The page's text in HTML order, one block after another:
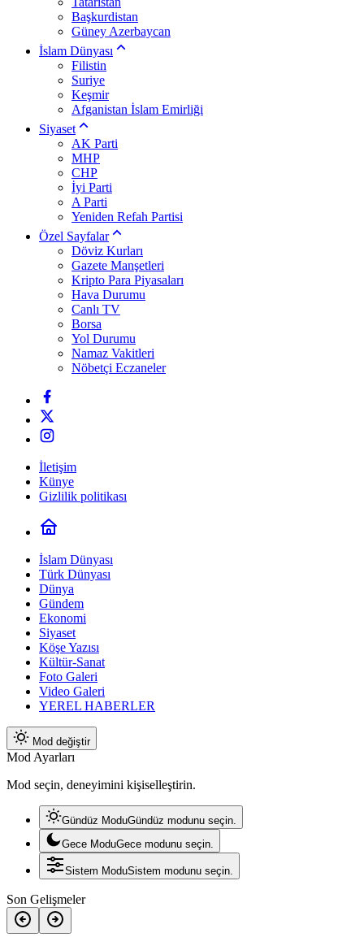
Başkurdistan
Güney Azerbaycan
İslam Dünyası
Filistin
Suriye
Keşmir
Afganistan İslam Emirliği
Siyaset
AK Parti
MHP
CHP
İyi Parti
A Parti
Yeniden Refah Partisi
Özel Sayfalar
Döviz Kurları
Gazete Manşetleri
Kripto Para Piyasaları
Hava Durumu
Canlı TV
Borsa
Yol Durumu
Namaz Vakitleri
Nöbetçi Eczaneler
İletişim
Künye
Gizlilik politikası
İslam Dünyası
Türk Dünyası
Dünya
Gündem
Ekonomi
Siyaset
Köşe Yazısı
Kültür-Sanat
Foto Galeri
Video Galeri
YEREL HABERLER
Mod değiştir
Mod Ayarları
Mod seçin, deneyimini kişiselleştirin.
Gündüz ModuGündüz modunu seçin.
Gece ModuGece modunu seçin.
Sistem ModuSistem modunu seçin.
Son Gelişmeler